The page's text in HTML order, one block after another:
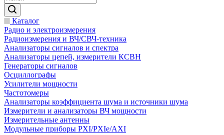
Каталог
Радио и электроизмерения
Радиоизмерения и ВЧ/СВЧ-техника
Анализаторы сигналов и спектра
Анализаторы цепей, измерители КСВН
Генераторы сигналов
Осциллографы
Усилители мощности
Частотомеры
Анализаторы коэффициента шума и источники шума
Измерители и анализаторы ВЧ мощности
Измерительные антенны
Модульные приборы PXI/PXIe/AXI